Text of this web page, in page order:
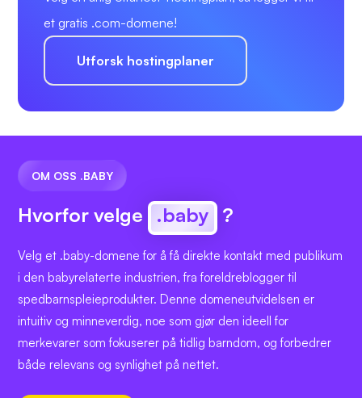
et gratis .com-domene!
Utforsk hostingplaner
OM OSS .BABY
Hvorfor velge .baby ?
Velg et .baby-domene for å få direkte kontakt med publikum
i den babyrelaterte industrien, fra foreldreblogger til
spedbarnspleieprodukter. Denne domeneutvidelsen er
intuitiv og minneverdig, noe som gjør den ideell for
merkevarer som fokuserer på tidlig barndom, og forbedrer
både relevans og synlighet på nettet.